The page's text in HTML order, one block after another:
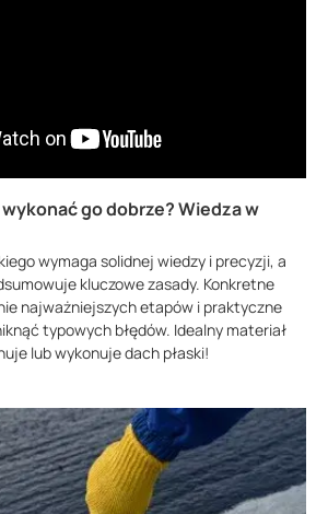
wykonać go dobrze? Wiedza w
wymaga solidnej wiedzy i precyzji, a
kluczowe zasady. Konkretne
najważniejszych etapów i praktyczne
typowych błędów. Idealny materiał
lub wykonuje dach płaski!